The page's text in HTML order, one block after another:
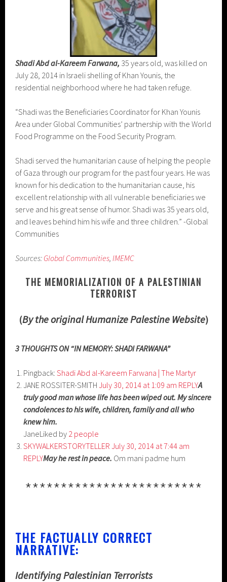
Shadi Abd al-Kareem Farwana, 35 years old, was killed on
July 28, 2014 in Israeli shelling of Khan Younis, the
residential neighborhood where he had taken refuge.
“Shadi was the Beneficiaries Coordinator for Khan Younis
Area under Global Communities’ partnership with the World
Food Programme on the Food Security Program.
Shadi served the humanitarian cause of helping the people
of Gaza through our program for the past four years. He was
known for his dedication to the humanitarian cause, his
excellent relationship with all vulnerable beneficiaries we
serve and his great sense of humor. Shadi was 35 years old,
and leaves behind him his wife and three children.” -Global
Communities
Sources: Global Communities,IMEMC
THE MEMORIALIZATION OF A PALESTINIAN
TERRORIST
(By the original Humanize Palestine Website)
3 THOUGHTS ON “IN MEMORY: SHADI FARWANA”
Pingback:Shadi Abd al-Kareem Farwana | The Martyr
JANE ROSSITER-SMITHJuly 30, 2014 at 1:09 am REPLYA
truly good man whose life has been wiped out. My sincere
condolences to his wife, children, family and all who
knew him.
JaneLiked by 2 people
SKYWALKERSTORYTELLER July 30, 2014 at 7:44 am
REPLYMay he rest in peace. Om mani padme hum
*************************
THE FACTUALLY CORRECT
NARRATIVE:
Identifying Palestinian Terrorists